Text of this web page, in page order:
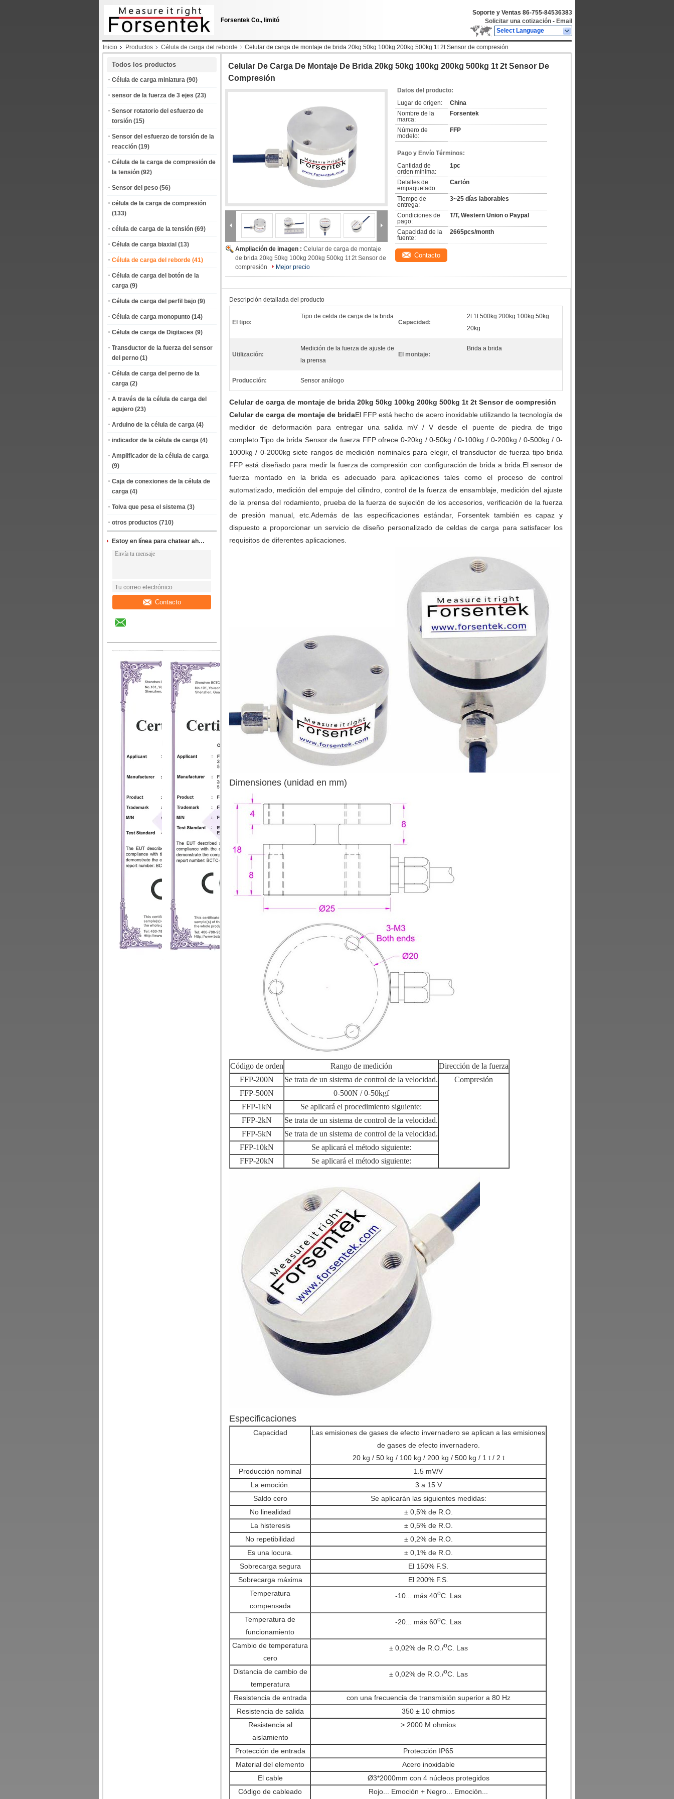
Forsentek Co., limitó
Soporte y Ventas 86-755-84536383
Solicitar una cotización - Email
Select Language
Inicio Productos Célula de carga del reborde Celular de carga de montaje de brida 20kg 50kg 100kg 200kg 500kg 1t 2t Sensor de compresión
Todos los productos
Célula de carga miniatura (90)
sensor de la fuerza de 3 ejes (23)
Sensor rotatorio del esfuerzo de
torsión (15)
Sensor del esfuerzo de torsión de la
reacción (19)
Célula de la carga de compresión de
la tensión (92)
Sensor del peso (56)
célula de la carga de compresión
(133)
célula de carga de la tensión (69)
Célula de carga biaxial (13)
Célula de carga del reborde (41)
Célula de carga del botón de la
carga (9)
Célula de carga del perfil bajo (9)
Célula de carga monopunto (14)
Célula de carga de Digitaces (9)
Transductor de la fuerza del sensor
del perno (1)
Célula de carga del perno de la
carga (2)
A través de la célula de carga del
agujero (23)
Arduino de la célula de carga (4)
indicador de la célula de carga (4)
Amplificador de la célula de carga
(9)
Caja de conexiones de la célula de
carga (4)
Tolva que pesa el sistema (3)
otros productos (710)
Estoy en línea para chatear ahora
Contacto
Celular De Carga De Montaje De Brida 20kg 50kg 100kg 200kg 500kg 1t 2t Sensor De
Compresión
Ampliación de imagen : Celular de carga de montaje
de brida 20kg 50kg 100kg 200kg 500kg 1t 2t Sensor de
compresión
Mejor precio
Datos del producto:
Lugar de origen:
China
Nombre de la
marca:
Forsentek
Número de
modelo:
FFP
Pago y Envío Términos:
Cantidad de
orden mínima:
1pc
Detalles de
empaquetado:
Cartón
Tiempo de
entrega:
3~25 días laborables
Condiciones de
pago:
T/T, Western Union o Paypal
Capacidad de la
fuente:
2665pcs/month
Contacto
Descripción detallada del producto
El tipo:
Tipo de celda de carga de la brida
Capacidad:
2t 1t 500kg 200kg 100kg 50kg
20kg
Utilización:
Medición de la fuerza de ajuste de
la prensa
El montaje:
Brida a brida
Producción: Sensor análogo
Celular de carga de montaje de brida 20kg 50kg 100kg 200kg 500kg 1t 2t Sensor de compresión
Celular de carga de montaje de bridaEl FFP está hecho de acero inoxidable utilizando la tecnología de
medidor de deformación para entregar una salida mV / V desde el puente de piedra de trigo
completo.Tipo de brida Sensor de fuerza FFP ofrece 0-20kg / 0-50kg / 0-100kg / 0-200kg / 0-500kg / 0-
1000kg / 0-2000kg siete rangos de medición nominales para elegir, el transductor de fuerza tipo brida
FFP está diseñado para medir la fuerza de compresión con configuración de brida a brida.El sensor de
fuerza montado en la brida es adecuado para aplicaciones tales como el proceso de control
automatizado, medición del empuje del cilindro, control de la fuerza de ensamblaje, medición del ajuste
de la prensa del rodamiento, prueba de la fuerza de sujeción de los accesorios, verificación de la fuerza
de presión manual, etc.Además de las especificaciones estándar, Forsentek también es capaz y
dispuesto a proporcionar un servicio de diseño personalizado de celdas de carga para satisfacer los
requisitos de diferentes aplicaciones.
Dimensiones (unidad en mm)
Código de orden Rango de medición
Dirección de la fuerza
FFP-200N
Se trata de un sistema de control de la velocidad.
Compresión
FFP-500N
0-500N / 0-50kgf
FFP-1kN
Se aplicará el procedimiento siguiente:
FFP-2kN
Se trata de un sistema de control de la velocidad.
FFP-5kN
Se trata de un sistema de control de la velocidad.
FFP-10kN
Se aplicará el método siguiente:
FFP-20kN
Se aplicará el método siguiente:
Especificaciones
Capacidad
Las emisiones de gases de efecto invernadero se aplican a las emisiones
de gases de efecto invernadero.
20 kg / 50 kg / 100 kg / 200 kg / 500 kg / 1 t / 2 t
Producción nominal
1.5 mV/V
La emoción.
3 a 15 V
Saldo cero
Se aplicarán las siguientes medidas:
No linealidad
± 0,5% de R.O.
La histeresis
± 0,5% de R.O.
No repetibilidad
± 0,2% de R.O.
Es una locura.
± 0,1% de R.O.
Sobrecarga segura
El 150% F.S.
Sobrecarga máxima
El 200% F.S.
Temperatura
compensada
-10... más 40oC. Las
Temperatura de
funcionamiento
-20... más 60oC. Las
Cambio de temperatura
cero
± 0,02% de R.O./oC. Las
Distancia de cambio de
temperatura
± 0,02% de R.O./oC. Las
Resistencia de entrada
con una frecuencia de transmisión superior a 80 Hz
Resistencia de salida
350 ± 10 ohmios
Resistencia al
aislamiento
> 2000 M ohmios
Protección de entrada
Protección IP65
Material del elemento
Acero inoxidable
El cable
Ø3*2000mm con 4 núcleos protegidos
Código de cableado
Rojo... Emoción + Negro... Emoción...